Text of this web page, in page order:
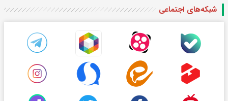
شبکه‌های اجتماعی